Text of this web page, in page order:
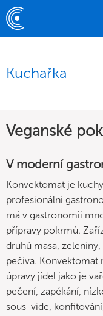
Kuchařka
Veganské
V moderní
Konvektomat je
profesionální
má v gastronomii
přípravy pokrmů.
druhů masa,
pečiva. Konvektomat
úpravy jídel jako je
pečení, zapékání,
sous-vide,